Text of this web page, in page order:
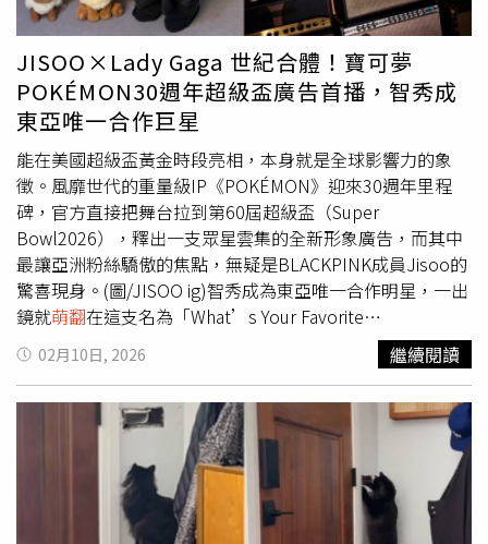
關，而是為了阻止另一場戰爭。」此話暗示著帝國殘存勢力
正蠢蠢欲動，銀河系的和平再度搖搖欲墜。搭配飾演曼達洛
人並在劇中鮮少露臉、卻已在本支預告中拿下頭盔的新星戰
宇宙一哥佩德羅帕斯卡，兩代科幻星戰巨星同片，掀起所有
新舊影迷高潮！預告中曼達洛人疑似遭到挾持，知名赫特族
大反派賈霸獰笑威脅：「你會受苦的，下一個就輪古古。」
面臨危機關頭，竟出現了曼達洛族傳說中的至高象徵——活
生生的神話密索龍躍然眼前！不但令人大飽視覺特效眼福，
更是預示曼達洛族復興的重要轉折。
JISOO×Lady Gaga 世紀合體！寶可夢
POKÉMON30週年超級盃廣告首播，智秀成
東亞唯一合作巨星
能在美國超級盃黃金時段亮相，本身就是全球影響力的象
徵。風靡世代的重量級IP《POKÉMON》迎來30週年里程
碑，官方直接把舞台拉到第60屆超級盃（Super
Bowl2026），釋出一支眾星雲集的全新形象廣告，而其中
最讓亞洲粉絲驕傲的焦點，無疑是BLACKPINK成員Jisoo的
驚喜現身。​(圖/JISOO ig)智秀成為東亞唯一合作明星，一出
鏡就萌翻在這支名為「What’s Your Favorite
Pokémon？」的30週年宣傳影片中，Jisoo以清新又溫柔的
形象登場，親自分享自己最喜愛的寶可夢角色。她選擇的是
爆表，也被粉絲狂讚「根本就是智秀本人」。更重要的是，
智秀此次是東亞唯一參與合作的明星，意義不只是曝光，更
代表她在全球流行文化中的關鍵地位，成功站上與歐美一線
巨星並列的舞台。​(圖/JISOO ig)(圖/JISOO ig)Lady Gaga開
口唱胖丁，全網瞬間失守除了智秀之外，影片另一大亮點，
02月10日, 2026 繼續閱讀